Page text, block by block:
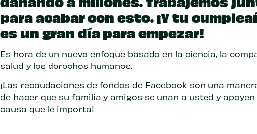
para acabar con esto. ¡Y tu
es un gran día para empezar!
Es hora de un nuevo enfoque basado en la ciencia, la
salud y los derechos humanos.
¡Las recaudaciones de fondos de Facebook son una
de hacer que su familia y amigos se unan a usted y apoyen
causa que le importa!